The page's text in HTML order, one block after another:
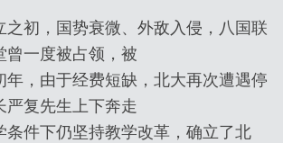
之初，国势衰微、外敌入侵，八国联
曾一度被占领，被
年，由于经费短缺，北大再次遭遇停
严复先生上下奔走
条件下仍坚持教学改革，确立了北